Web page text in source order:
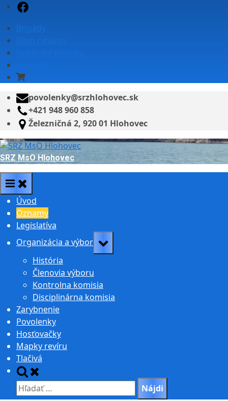
Skip
content
Facebook
Brigády
Dom rybárov
povolenky@srzhlohovec.sk
+421 948 960 858
Železničná 2, 920 01 Hlohovec
SRZ MsO Hlohovec
Úvod
Oznamy
Legislatíva
Organizácia a výbor Toggle
sub-
História
Členovia výboru
Kontrolna komisia
Disciplinárna komisia
Zarybnenie
Povolenky
Hosťovačky
Mapky revíru
Tlačivá
Toggle
search
form
Hľadať: